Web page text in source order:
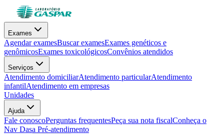
Exames
Agendar examesBuscar examesExames genéticos e
genômicosExames toxicológicosConvênios atendidos
Serviços
Atendimento domiciliarAtendimento particularAtendimento
infantilAtendimento em empresas
Unidades
Ajuda
Fale conoscoPerguntas frequentesPeça sua nota fiscalConheça o
Nav Dasa Pré-atendimento